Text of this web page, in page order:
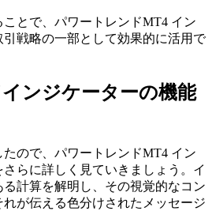
とで、パワートレンドMT4 イン
戦略の一部として効果的に活用で
ンジケーターの機能
ので、パワートレンドMT4 イン
らに詳しく見ていきましょう。イ
計算を解明し、その視覚的なコン
が伝える色分けされたメッセージ